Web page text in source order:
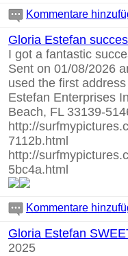
Kommentare
Gloria Estefan
I got a fantastic
Sent on 01/08/2026
used the first
Estefan Enterprises
Beach, FL 33139-
http://
7112b.html
http://
5bc4a.html
Kommentare
Gloria Estefan
2025